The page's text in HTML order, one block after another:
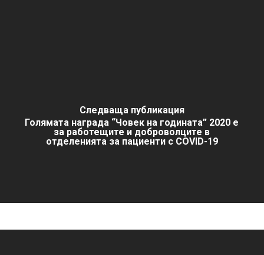
Следваща публикация
Голямата награда “Човек на годината” 2020 е
за работещите и доброволците в
отделенията за пациенти с COVID-19